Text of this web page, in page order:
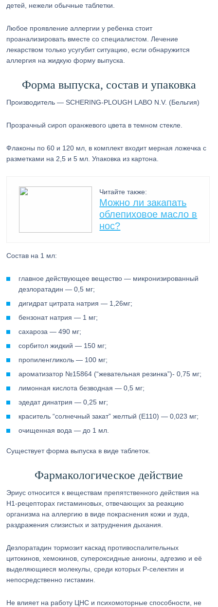
детей, нежели обычные таблетки.
Любое проявление аллергии у ребенка стоит
проанализировать вместе со специалистом. Лечение
лекарством только усугубит ситуацию, если обнаружится
аллергия на жидкую форму выпуска.
Форма выпуска, состав и упаковка
Производитель — SCHERING-PLOUGH LABO N.V. (Бельгия)
Прозрачный сироп оранжевого цвета в темном стекле.
Флаконы по 60 и 120 мл, в комплект входит мерная ложечка с
разметками на 2,5 и 5 мл. Упаковка из картона.
Читайте также:
Можно ли закапать
облепиховое масло в
нос?
Состав на 1 мл:
главное действующее вещество — микронизированный
дезлоратадин — 0,5 мг;
дигидрат цитрата натрия — 1,26мг;
бензонат натрия — 1 мг;
сахароза — 490 мг;
сорбитол жидкий — 150 мг;
пропиленгликоль — 100 мг;
ароматизатор №15864 (“жевательная резинка”)- 0,75 мг;
лимонная кислота безводная — 0,5 мг;
эдедат динатрия — 0,25 мг;
краситель “солнечный закат” желтый (Е110) — 0,023 мг;
очищенная вода — до 1 мл.
Существует форма выпуска в виде таблеток.
Фармакологическое действие
Эриус относится к веществам препятственного действия на
Н1-рецепторах гистаминовых, отвечающих за реакцию
организма на аллергию в виде покраснения кожи и зуда,
раздражения слизистых и затруднения дыхания.
Дезлоратадин тормозит каскад противоспалительных
цитокинов, хемокинов, супероксидные анионы, адгезию и её
выделяющиеся молекулы, среди которых Р-селектин и
непосредственно гистамин.
Не влияет на работу ЦНС и психомоторные способности, не